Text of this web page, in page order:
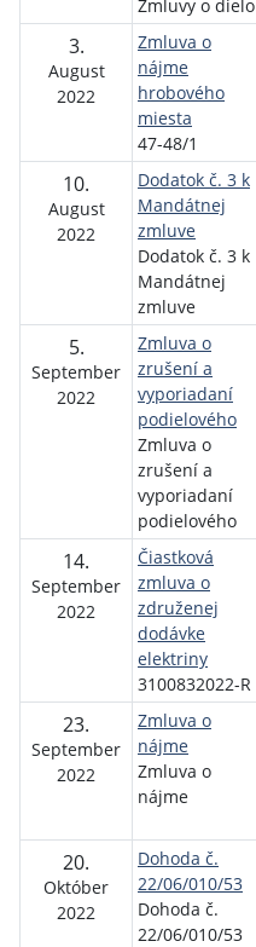
Zmluvy o dielo
3.
August
2022
Zmluva o
nájme
hrobového
miesta
47-48/1
10.
August
2022
Dodatok č. 3 k
Mandátnej
zmluve
Dodatok č. 3 k
Mandátnej
zmluve
5.
September
2022
Zmluva o
zrušení a
vyporiadaní
podielového
Zmluva o
zrušení a
vyporiadaní
podielového
14.
September
2022
Čiastková
zmluva o
združenej
dodávke
elektriny
3100832022-R
23.
September
2022
Zmluva o
nájme
Zmluva o
nájme
20.
Október
2022
Dohoda č.
22/06/010/53
Dohoda č.
22/06/010/53